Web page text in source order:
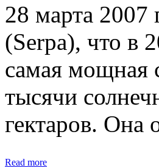
28 марта 2007
(Serpa), что в
самая мощная
тысячи
гектаров. Она
Read more